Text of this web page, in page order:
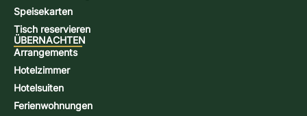
Speisekarten
Tisch reservieren
ÜBERNACHTEN
Arrangements
Hotelzimmer
Hotelsuiten
Ferienwohnungen